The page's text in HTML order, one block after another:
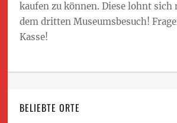
kaufen zu können. Diese lohnt sich
dem dritten Museumsbesuch!
Kasse!
BELIEBTE ORTE